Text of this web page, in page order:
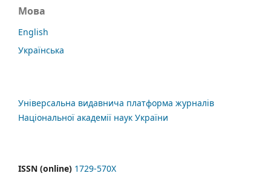
Мова
English
Українська
Універсальна видавнича платформа журналів
Національної академії наук України
ISSN (online) 1729-570X